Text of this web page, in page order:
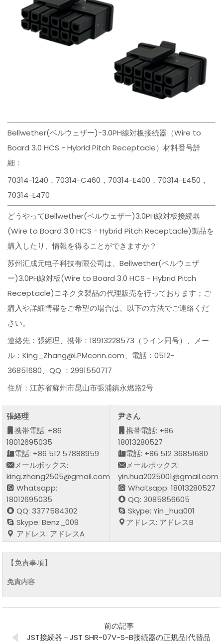
Bellwether(ベルウェザー)-3.0PH線対板接続器（Wire to
Board 3.0 HCS - Hybrid Pitch Receptacle）材料番号詳
細：
70314-1240，70314-C460，70314-E400，70314-E450，
70314-E470
どうやってBellwether(ベルウェザー)3.0PH線対板接続器
(Wire to Board 3.0 HCS - Hybrid Pitch Receptacle)製品を
購入したり、情報を得ることができますか？
苏州汇成元电子科技有限公司は、Bellwether(ベルウェザ
ー)3.0PH線対板(Wire to Board 3.0 HCS - Hybrid Pitch
Receptacle)コネクタ製品の代理販売を行っております；ご
購入や詳細情報をご希望の場合は、以下の方法でご連絡くだ
さい。
連絡先：張經理、携帯：18913228573（ライン同号）、メー
ル：King_Zhang@LPMconn.com、電話：0512-
36851680、QQ ：2991550717
住所：江苏省蘇州市昆山市張浦鎮永燃路2号
張経理
携帯電話: +86
18012695035
電話: +86 512 57888959
メールボックス:
king.zhang2505@gmail.com
Whatsapp:
18012695035
QQ: 3377584302
Skype: Benz_009
アドレス: アドレスA
尹さん
携帯電話: +86
18013280527
電話: +86 512 36851680
メールボックス:
yin.hua2025001@gmail.com
Whatsapp: 18013280527
QQ: 3085856605
Skype: Yin_hua001
アドレス: アドレスB
【免責事項】
免責内容
前の記事
JST接続器－JST SHR-07V-S-B接続器の正規品|代替品